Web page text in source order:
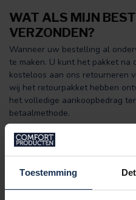
Toestemming
WAT ALS MIJN
VERZONDEN?
Wanneer uw bestelling al
te maken. U kunt het pakket na
kosteloos aan ons retourneren
wij het retourpakket hebben
het volledige aankoopbedrag
betaalmethode.
Heeft u vragen over het
gerust contact op met onze